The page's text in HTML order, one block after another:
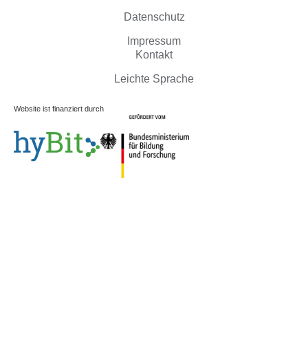
Datenschutz
Impressum
Kontakt
Leichte Sprache
Website ist finanziert durch